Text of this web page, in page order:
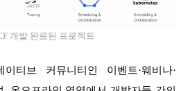
개발 완료된 프로젝트
티브 커뮤니티인 이벤트·웨비나·